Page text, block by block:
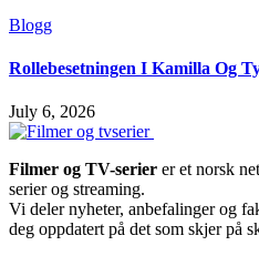
Blogg
Rollebesetningen I Kamilla Og
July 6, 2026
Filmer og TV-serier er et norsk
serier og streaming.
Vi deler nyheter, anbefalinger og
deg oppdatert på det som skjer på